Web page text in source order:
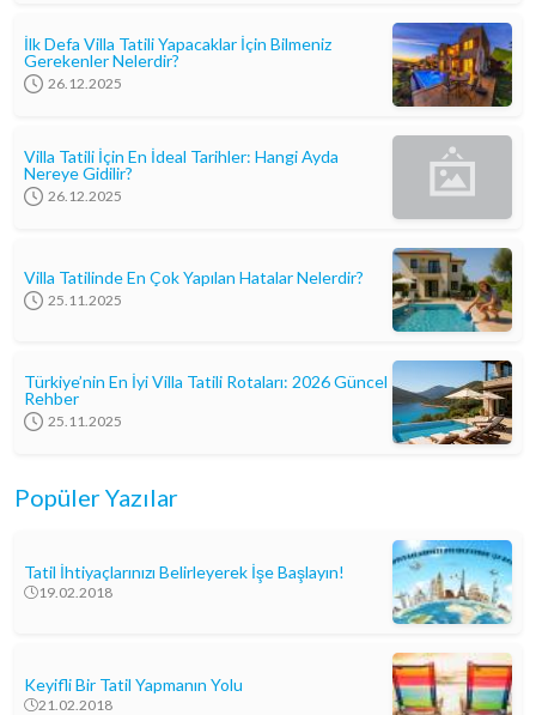
İlk Defa Villa Tatili Yapacaklar İçin Bilmeniz
Gerekenler Nelerdir?
26.12.2025
Villa Tatili İçin En İdeal Tarihler: Hangi Ayda
Nereye Gidilir?
26.12.2025
Villa Tatilinde En Çok Yapılan Hatalar Nelerdir?
25.11.2025
Türkiye’nin En İyi Villa Tatili Rotaları: 2026 Güncel
Rehber
25.11.2025
Popüler Yazılar
Tatil İhtiyaçlarınızı Belirleyerek İşe Başlayın!
19.02.2018
Keyifli Bir Tatil Yapmanın Yolu
21.02.2018